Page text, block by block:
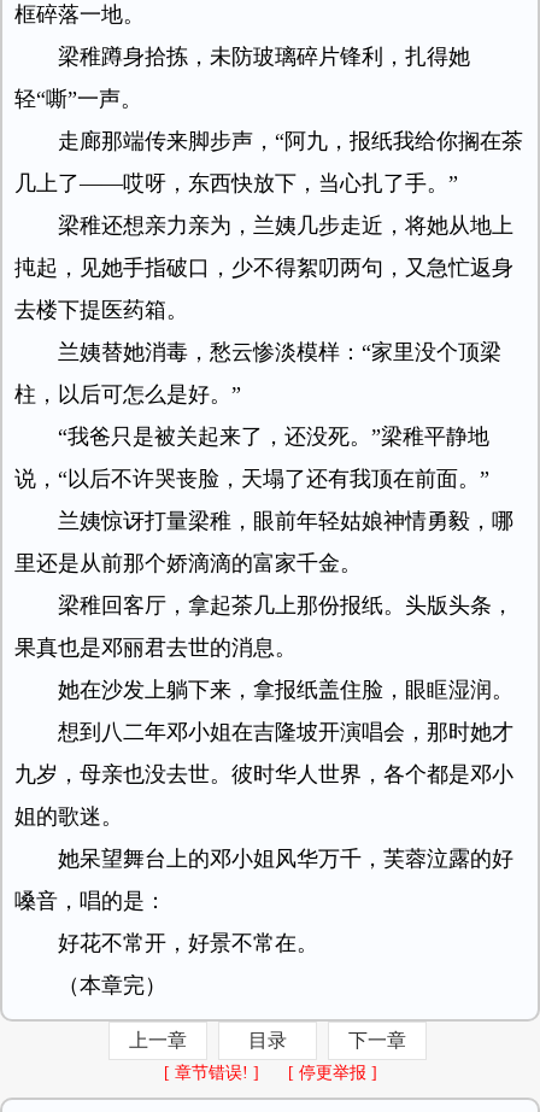
框碎落一地。
梁稚蹲身拾拣，未防玻璃碎片锋利，扎得她
轻“嘶”一声。
走廊那端传来脚步声，“阿九，报纸我给你搁在茶
几上了——哎呀，东西快放下，当心扎了手。”
梁稚还想亲力亲为，兰姨几步走近，将她从地上
扽起，见她手指破口，少不得絮叨两句，又急忙返身
去楼下提医药箱。
兰姨替她消毒，愁云惨淡模样：“家里没个顶梁
柱，以后可怎么是好。”
“我爸只是被关起来了，还没死。”梁稚平静地
说，“以后不许哭丧脸，天塌了还有我顶在前面。”
兰姨惊讶打量梁稚，眼前年轻姑娘神情勇毅，哪
里还是从前那个娇滴滴的富家千金。
梁稚回客厅，拿起茶几上那份报纸。头版头条，
果真也是邓丽君去世的消息。
她在沙发上躺下来，拿报纸盖住脸，眼眶湿润。
想到八二年邓小姐在吉隆坡开演唱会，那时她才
九岁，母亲也没去世。彼时华人世界，各个都是邓小
姐的歌迷。
她呆望舞台上的邓小姐风华万千，芙蓉泣露的好
嗓音，唱的是：
好花不常开，好景不常在。
（本章完）
上一章 目录 下一章
[ 章节错误! ] [ 停更举报 ]